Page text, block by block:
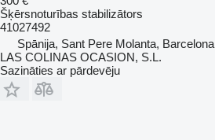
Šķērsnoturības stabilizātors
41027492
Spānija, Sant Pere Molanta, Barcelona
LAS COLINAS OCASION, S.L.
Sazināties ar pārdevēju